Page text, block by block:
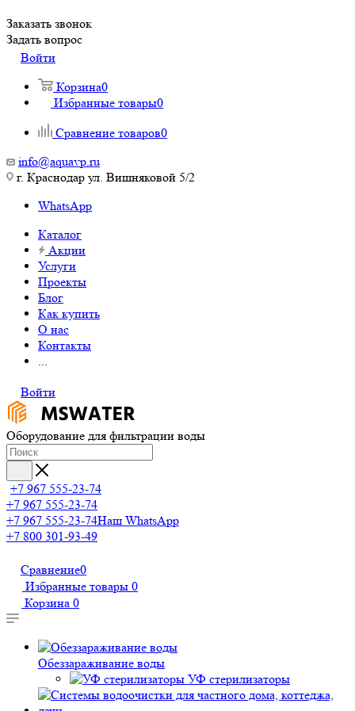
Заказать звонок
Задать вопрос
Войти
Корзина0
Избранные товары0
Сравнение товаров0
info@aquavp.ru
г. Краснодар ул. Вишняковой 5/2
WhatsApp
Каталог
Акции
Услуги
Проекты
Блог
Как купить
О нас
Контакты
...
Войти
Оборудование для фильтрации воды
+7 967 555-23-74
+7 967 555-23-74
+7 967 555-23-74Наш WhatsApp
+7 800 301-93-49
Сравнение0
Избранные товары 0
Корзина 0
Обеззараживание воды
УФ стерилизаторы